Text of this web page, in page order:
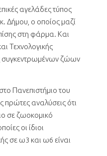
αγελάδες τύπος
Δήμου, ο οποίος μαζί
στη φάρμα. Και
Τεχνολογικής
συγκεντρωμένων ζώων
Πανεπιστήμιο του
πρώτες αναλύσεις ότι
σε ζωοκομικό
οι ίδιοι
σε ω3 και ω6 είναι